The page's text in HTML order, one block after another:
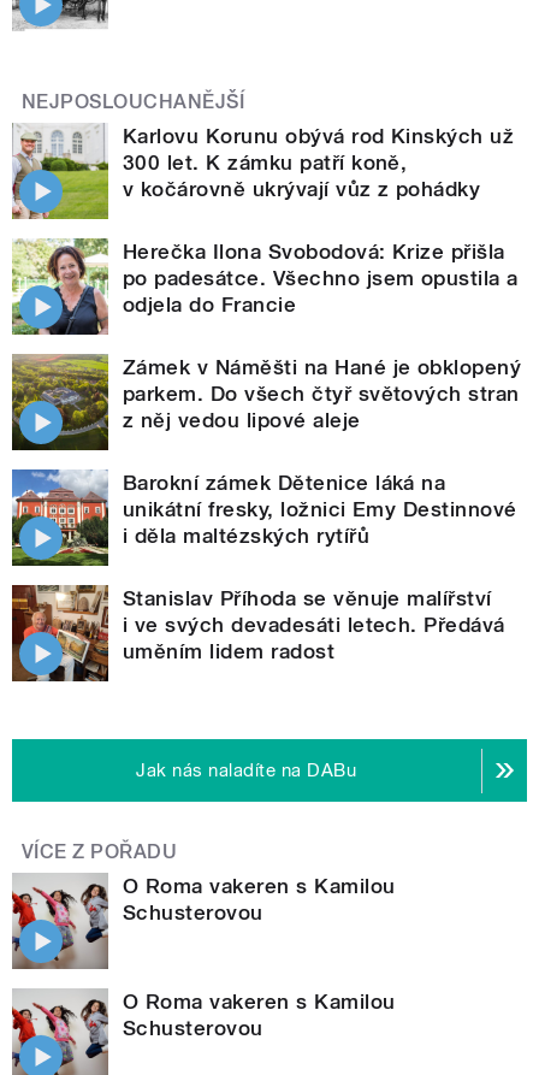
NEJPOSLOUCHANĚJŠÍ
Karlovu Korunu obývá rod Kinských už
300 let. K zámku patří koně,
v kočárovně ukrývají vůz z pohádky
Herečka Ilona Svobodová: Krize přišla
po padesátce. Všechno jsem opustila a
odjela do Francie
Zámek v Náměšti na Hané je obklopený
parkem. Do všech čtyř světových stran
z něj vedou lipové aleje
Barokní zámek Dětenice láká na
unikátní fresky, ložnici Emy Destinnové
i děla maltézských rytířů
Stanislav Příhoda se věnuje malířství
i ve svých devadesáti letech. Předává
uměním lidem radost
Jak nás naladíte na DABu
VÍCE Z POŘADU
O Roma vakeren s Kamilou
Schusterovou
O Roma vakeren s Kamilou
Schusterovou